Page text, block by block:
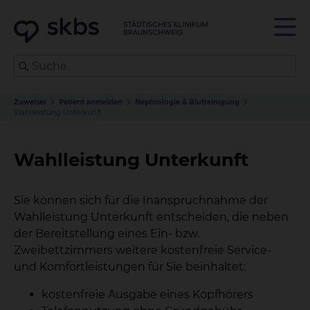
Zuweiser Patient anmelden
Nephrologie & Blutreinigung
Wahlleistung Unterkunft
Wahlleistung Unterkunft
Sie können sich für die Inanspruchnahme der
Wahlleistung Unterkunft entscheiden, die neben
der Bereitstellung eines Ein- bzw.
Zweibettzimmers weitere kostenfreie Service-
und Komfortleistungen für Sie beinhaltet:
kostenfreie Ausgabe eines Kopfhörers